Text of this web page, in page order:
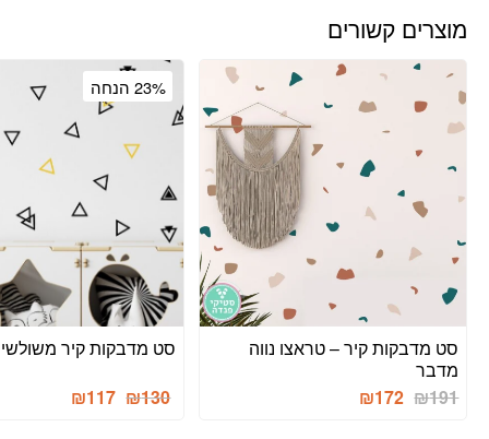
מוצרים קשורים
סט מדבקות קיר – טראצו נווה
מדבר
₪191
₪172
23% הנחה
סט מדבקות קיר
המחיר
₪130
המחיר
₪117